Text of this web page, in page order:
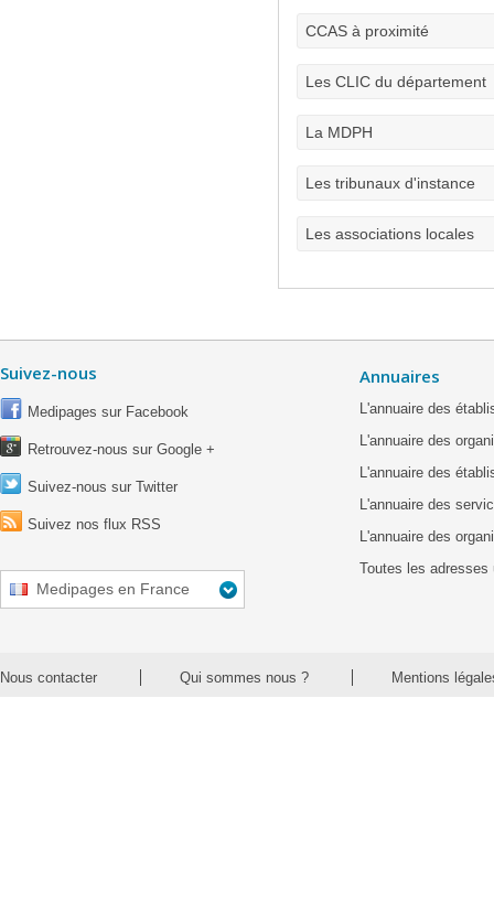
CCAS à proximité
Les CLIC du département
La MDPH
Les tribunaux d'instance
Les associations locales
Suivez-nous
Medipages sur Facebook
Retrouvez-nous sur Google +
Suivez-nous sur Twitter
Suivez nos flux RSS
Medipages en France
Annuaires
L'annuaire des
L'annuaire des
L'annuaire des
L'annuaire des
L'annuaire des
Toutes les adresses
Nous contacter Qui sommes nous ? Mentions